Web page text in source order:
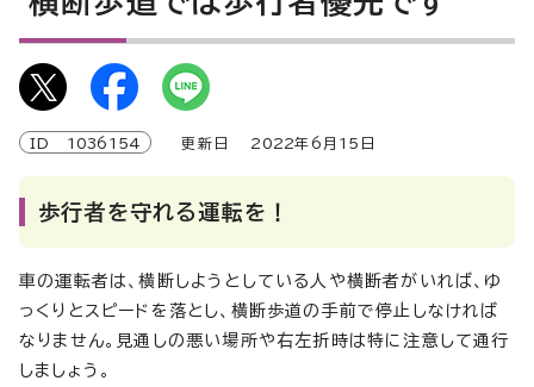
ID 1036154 更新日 2022年6月 15 日
歩行者を守れる運転を！
車の運転者は、横断しようとしている人や横断者がいれば、ゆ
っくりとスピードを落とし、横断歩道の手前で停止しなければ
なりません。見通しの悪い場所や右左折時は特に注意して通行
しましょう。